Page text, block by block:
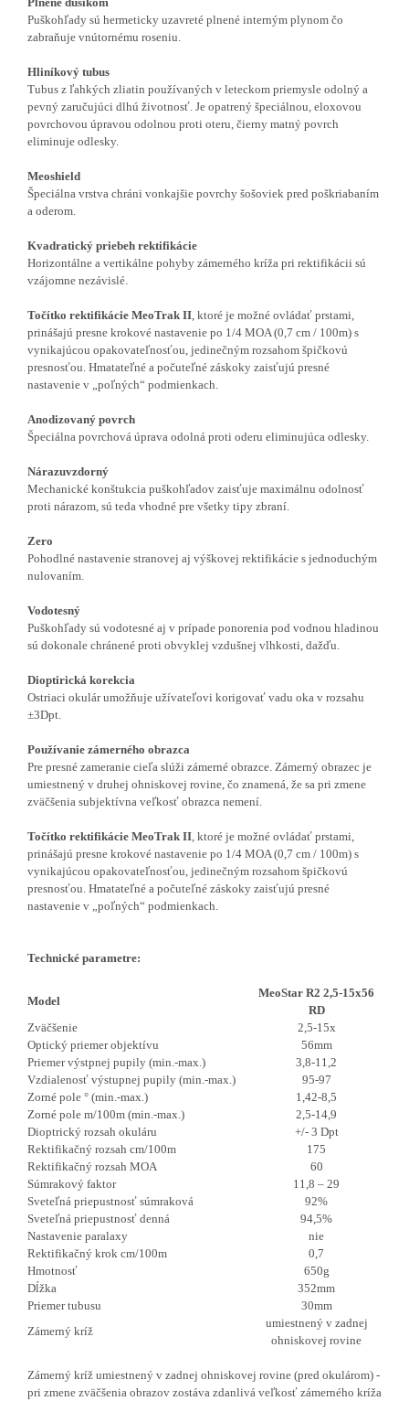
Puškohľady sú hermeticky uzavreté plnené interným plynom čo
zabraňuje vnútornému roseniu.
Hliníkový tubus
Tubus z ľahkých zliatin používaných v leteckom priemysle odolný a
pevný zaručujúci dlhú životnosť. Je opatrený špeciálnou, eloxovou
povrchovou úpravou odolnou proti oteru, čierny matný povrch
eliminuje odlesky.
Meoshield
Špeciálna vrstva chráni vonkajšie povrchy šošoviek pred poškriabaním
a oderom.
Kvadratický priebeh rektifikácie
Horizontálne a vertikálne pohyby zámerného kríža pri rektifikácii sú
vzájomne nezávislé.
Točítko rektifikácie MeoTrak II , ktoré je možné ovládať prstami,
prinášajú presne krokové nastavenie po 1/4 MOA (0,7 cm / 100m) s
vynikajúcou opakovateľnosťou, jedinečným rozsahom špičkovú
presnosťou. Hmatateľné a počuteľné záskoky zaisťujú presné
nastavenie v „poľných“ podmienkach.
Anodizovaný povrch
Špeciálna povrchová úprava odolná proti oderu eliminujúca odlesky.
Nárazuvzdorný
Mechanické konštukcia puškohľadov zaisťuje maximálnu odolnosť
proti nárazom, sú teda vhodné pre všetky tipy zbraní.
Zero
Pohodlné nastavenie stranovej aj výškovej rektifikácie s jednoduchým
nulovaním.
Vodotesný
Puškohľady sú vodotesné aj v prípade ponorenia pod vodnou hladinou
sú dokonale chránené proti obvyklej vzdušnej vlhkosti, dažďu.
Dioptirická korekcia
Ostriaci okulár umožňuje užívateľovi korigovať vadu oka v rozsahu
±3Dpt.
Používanie zámerného obrazca
Pre presné zameranie cieľa slúži zámerné obrazce. Zámerný obrazec je
umiestnený v druhej ohniskovej rovine, čo znamená, že sa pri zmene
zväčšenia subjektívna veľkosť obrazca nemení.
Točítko rektifikácie MeoTrak II , ktoré je možné ovládať prstami,
prinášajú presne krokové nastavenie po 1/4 MOA (0,7 cm / 100m) s
vynikajúcou opakovateľnosťou, jedinečným rozsahom špičkovú
presnosťou. Hmatateľné a počuteľné záskoky zaisťujú presné
nastavenie v „poľných“ podmienkach.
Technické parametre:
Model
MeoStar R2 2,5-15x56
RD
Zväčšenie
2,5-15x
Optický priemer objektívu
56mm
Priemer výstpnej pupily (min.-max.)
3,8-11,2
Vzdialenosť výstupnej pupily (min.-max.)
95-97
Zorné pole ° (min.-max.)
1,42-8,5
Zorné pole m/100m (min.-max.)
2,5-14,9
Dioptrický rozsah okuláru
+/- 3 Dpt
Rektifikačný rozsah cm/100m
175
Rektifikačný rozsah MOA
60
Súmrakový faktor
11,8 – 29
Sveteľná priepustnosť súmraková
92%
Sveteľná priepustnosť denná
94,5%
Nastavenie paralaxy
nie
Rektifikačný krok cm/100m
0,7
Hmotnosť
650g
Dĺžka
352mm
Priemer tubusu
30mm
Zámerný kríž
umiestnený v zadnej
ohniskovej rovine
Zámerný kríž umiestnený v zadnej ohniskovej rovine (pred okulárom) -
pri zmene zväčšenia obrazov zostáva zdanlivá veľkosť zámerného kríža